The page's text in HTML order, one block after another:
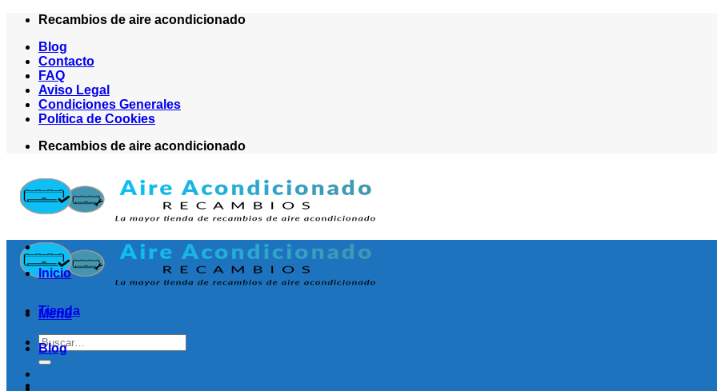
Saltar
contenido
Recambios de aire acondicionado
Blog
Contacto
FAQ
Aviso Legal
Condiciones Generales
Política de Cookies
Recambios de aire acondicionado
Menú
Buscar
por:
Inicio
Tienda
Blog